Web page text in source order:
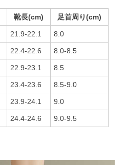
靴長(cm) 足首周り(cm)
21.9-22.1 8.0
22.4-22.6 8.0-8.5
22.9-23.1 8.5
23.4-23.6 8.5-9.0
23.9-24.1 9.0
24.4-24.6 9.0-9.5